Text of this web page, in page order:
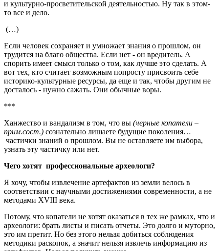
и культурно-просветительской деятельностью. Ну так в этом-
то все и дело.
(…)
Если человек сохраняет и умножает знания о прошлом, он
трудится на благо общества. Если нет - он вредитель. А
спорить имеет смысл только о том, как лучше это сделать. А
вот тех, кто считает возможным попросту присвоить себе
историко-культурные ресурсы, да еще и так, чтобы другим не
досталось - нужно сажать. Они обычные воры.
***
Ханжество и вандализм в том, что вы (черные копатели –
прим.сост.) сознательно лишаете будущие поколения…
частички знаний о прошлом. Вы не оставляете им выбора,
узнать эту частичку или нет.
Чего хотят профессиональные археологи?
Я хочу, чтобы извлечение артефактов из земли велось в
соответствии с научными достижениями современности, а не
методами XVIII века.
Потому, что копатели не хотят оказаться в тех же рамках, что и
археологи: брать листы и писать отчеты. Это долго и муторно,
это им претит. Но без этого нельзя добиться соблюдения
методики раскопок, а значит нельзя извлечь информацию из